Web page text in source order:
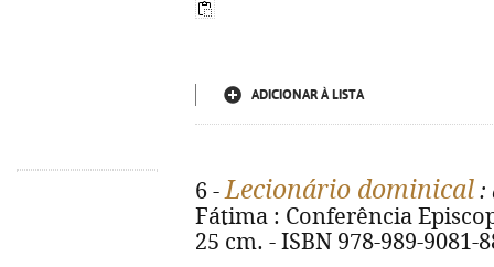
ADICIONAR À LISTA
6 -Lecionário dominical :
Fátima : Conferência
25 cm. - ISBN 978-989-9081-